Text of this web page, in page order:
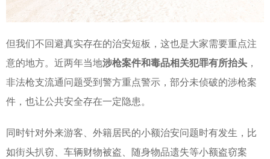
但我们不回避真实存在的治安短板，这也是大家需要重点注
意的地方。近两年当地涉枪案件和毒品相关犯罪有所抬头 ，
非法枪支流通问题受到警方重点警示，部分未侦破的涉枪案
件，也让公共安全存在一定隐患。
同时针对外来游客、外籍居民的小额治安问题时有发生，比
如街头扒窃、车辆财物被盗、随身物品遗失等小额盗窃案